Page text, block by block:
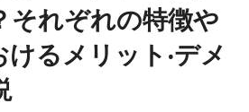
それぞれの特徴や
るメリット‧デメ